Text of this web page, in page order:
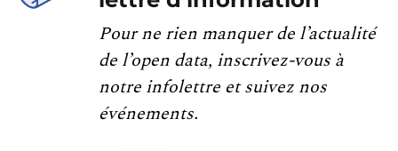
Pour ne rien manquer de l’actualité
de l’open data, inscrivez-vous à
notre infolettre et suivez nos
événements.